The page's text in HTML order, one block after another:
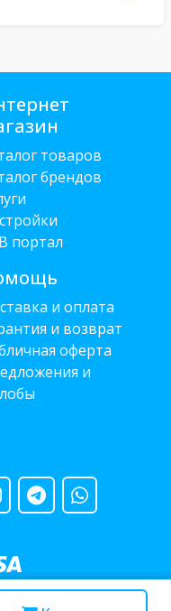
товаров
брендов
портал
и оплата
и возврат
оферта
и